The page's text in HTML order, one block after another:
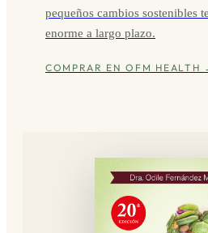
pequeños cambios sostenibles
enorme a largo plazo.
COMPRAR EN OFM HEALTH